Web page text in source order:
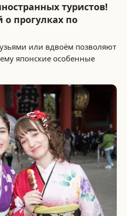
туристов!
прогулках по
или вдвоём позволяют
японские особенные